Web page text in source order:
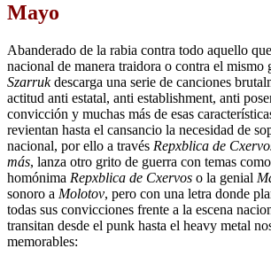
Mayo
Abanderado de la rabia contra todo aquello
nacional de manera traidora o contra el mismo
Szarrukdescarga una serie de canciones
actitud anti estatal, anti establishment, anti
convicción y muchas más de esas
revientan hasta el cansancio la necesidad de
nacional, por ello a través Repxblica de
más, lanza otro grito de guerra con temas como
homónima Repxblica de Cxervos o la genial
sonoro a Molotov, pero con una letra donde
todas sus convicciones frente a la escena
transitan desde el punk hasta el heavy metal
memorables: